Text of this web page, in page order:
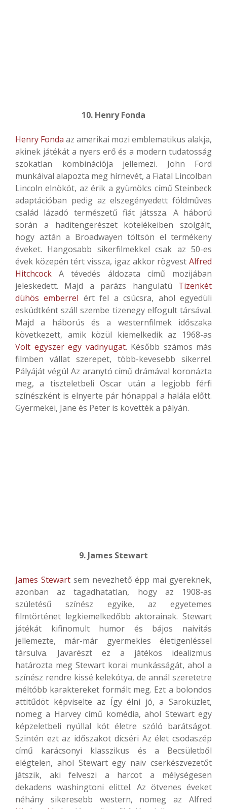
10. Henry Fonda
Henry Fonda az amerikai mozi emblematikus alakja,
akinek játékát a nyers erő és a modern tudatosság
szokatlan kombinációja jellemezi. John Ford
munkáival alapozta meg hírnevét, a Fiatal Lincolban
Lincoln elnököt, az érik a gyümölcs című Steinbeck
adaptációban pedig az elszegényedett földműves
család lázadó természetű fiát játssza. A háború
során a haditengerészet kötelékeiben szolgált,
hogy aztán a Broadwayen töltsön el termékeny
éveket. Hangosabb sikerfilmekkel csak az 50-es
évek közepén tért vissza, igaz akkor rögvest Alfred
Hitchcock A tévedés áldozata című mozijában
jeleskedett. Majd a parázs hangulatú Tizenkét
dühös emberrel ért fel a csúcsra, ahol egyedüli
esküdtként száll szembe tizenegy elfogult társával.
Majd a háborús és a westernfilmek időszaka
következett, amik közül kiemelkedik az 1968-as
Volt egyszer egy vadnyugat. Később számos más
filmben vállat szerepet, több-kevesebb sikerrel.
Pályáját végül Az aranytó című drámával koronázta
meg, a tiszteletbeli Oscar után a legjobb férfi
színészként is elnyerte pár hónappal a halála előtt.
Gyermekei, Jane és Peter is követték a pályán.
9. James Stewart
James Stewartsem nevezhető épp mai gyereknek,
azonban az tagadhatatlan, hogy az 1908-as
születésű színész egyike, az egyetemes
filmtörténet legkiemelkedőbb aktorainak. Stewart
játékát kifinomult humor és bájos naivitás
jellemezte, már-már gyermekies életigenléssel
társulva. Javarészt ez a játékos idealizmus
határozta meg Stewart korai munkásságát, ahol a
színész rendre kissé kelekótya, de annál szeretetre
méltóbb karaktereket formált meg. Ezt a bolondos
attitűdöt képviselte az Így élni jó, a Saroküzlet,
nomeg a Harvey című komédia, ahol Stewart egy
képzeletbeli nyúllal köt életre szóló barátságot.
Szintén ezt az időszakot dicséri Az élet csodaszép
című karácsonyi klasszikus és a Becsületből
elégtelen, ahol Stewart egy naiv cserkészvezetőt
játszik, aki felveszi a harcot a mélységesen
dekadens washingtoni elittel. Az ötvenes éveket
néhány sikeresebb western, nomeg az Alfred